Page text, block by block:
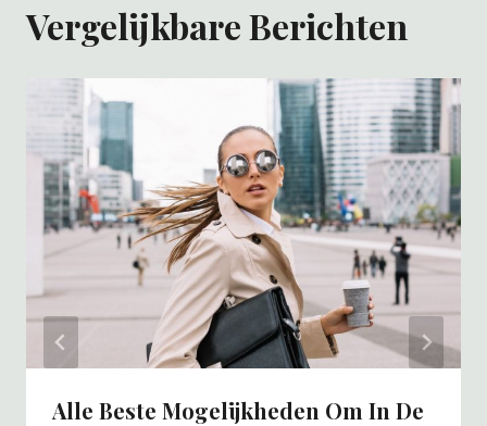
Vergelijkbare Berichten
Alle Beste Mogelijkheden Om In De